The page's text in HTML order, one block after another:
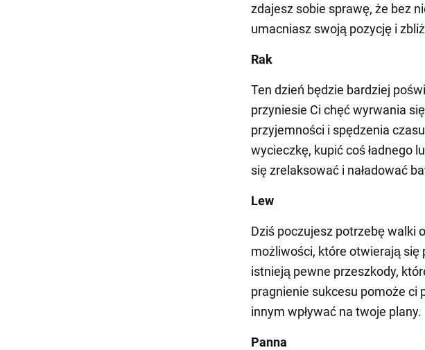
zdajesz sobie sprawę, że bez
umacniasz swoją pozycję i
Rak
Ten dzień będzie bardziej
przyniesie Ci chęć wyrwania
przyjemności i spędzenia
wycieczkę, kupić coś ładnego
się zrelaksować i naładować
Lew
Dziś poczujesz potrzebę walki
możliwości, które otwierają się
istnieją pewne przeszkody,
pragnienie sukcesu pomoże ci
innym wpływać na twoje plany.
Panna